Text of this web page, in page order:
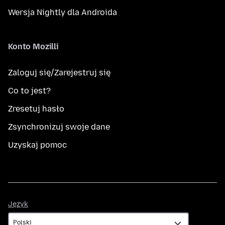
Wersja Nightly dla Androida
Konto Mozilli
Zaloguj się/Zarejestruj się
Co to jest?
Zresetuj hasło
Zsynchronizuj swoje dane
Uzyskaj pomoc
Język